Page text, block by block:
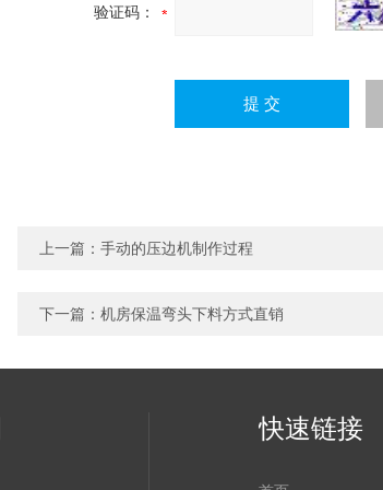
验证码：
上一篇： 手动的压边机制作过程
下一篇： 机房保温弯头下料方式直销
快速链接